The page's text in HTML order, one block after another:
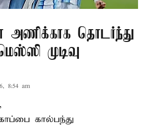
அணிக்காக தொடர்ந்து
முடிவு
8:54 am
கால்பந்து